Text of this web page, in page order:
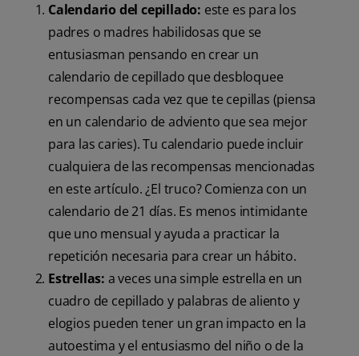
Calendario del cepillado: este es para los
padres o madres habilidosas que se
entusiasman pensando en crear un
calendario de cepillado que desbloquee
recompensas cada vez que te cepillas (piensa
en un calendario de adviento que sea mejor
para las caries). Tu calendario puede incluir
cualquiera de las recompensas mencionadas
en este artículo. ¿El truco? Comienza con un
calendario de 21 días. Es menos intimidante
que uno mensual y ayuda a practicar la
repetición necesaria para crear un hábito.
Estrellas: a veces una simple estrella en un
cuadro de cepillado y palabras de aliento y
elogios pueden tener un gran impacto en la
autoestima y el entusiasmo del niño o de la